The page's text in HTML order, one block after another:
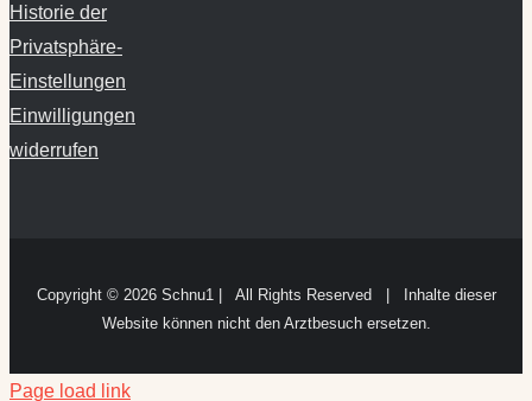
Historie der
Privatsphäre-
Einstellungen
Einwilligungen
widerrufen
Copyright © 2026 Schnu1 | All Rights Reserved | Inhalte dieser
Website können nicht den Arztbesuch ersetzen.
Page load link